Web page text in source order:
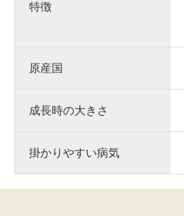
特徴
原産国
成長時の大きさ
掛かりやすい病気